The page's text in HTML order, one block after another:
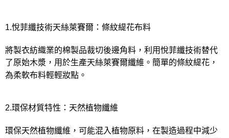
1.悅菲纖技術天絲萊賽爾：條紋緹花布料
將製衣紡織業的棉製品裁切後邊角料，利用悅菲纖技術替代
了原始木漿，用於生產天絲萊賽爾纖維。簡單的條紋緹花，
為柔軟布料輕輕妝點。
2.環保材質特性：天然植物纖維
環保天然植物纖維，可能混入植物原料，在製造過程中減少